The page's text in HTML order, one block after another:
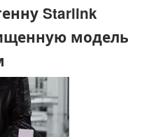
Starlink
модель